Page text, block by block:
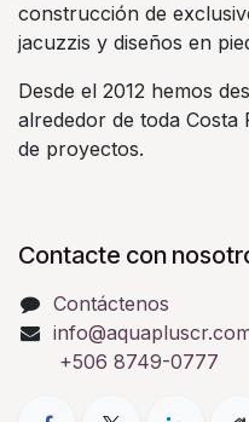
construcción de
jacuzzis y diseños en
Desde el 2012 hemos
alrededor de toda Costa
de proyectos.
Contacte con
Contáctenos
+506 8749-0777